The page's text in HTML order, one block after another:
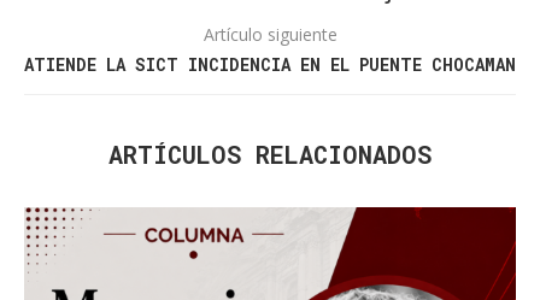
Artículo siguiente
ATIENDE LA SICT INCIDENCIA EN EL PUENTE CHOCAMAN
ARTÍCULOS RELACIONADOS